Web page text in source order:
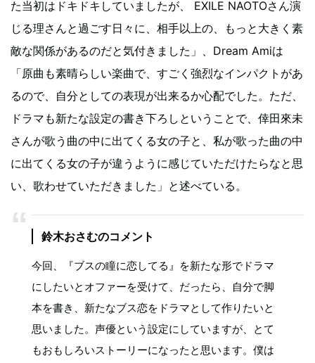
た当初はドキドキしていましたが、 EXILE NAOTOさん演
じる理さんと過ごす日々に、相手以上の、もっと大きく素
敵な関係があるのだと気付きました」、Dream Amiは
「原曲も素晴らしい楽曲で、すごく強烈なインパクトがあ
るので、自分としての表現が出来るか心配でした。ただ、
ドラマも新たな設定の書き下ろしということで、倖田來未
さんが歌う曲の中に出てくる女の子と、私が歌った曲の中
に出てくる女の子が違うように感じていただけたらなと思
い、歌わせていただきました」と述べている。
鈴木おさむのコメント
今回、『ブスの瞳に恋してる』を新たな形でドラマ
にしたいとオファーを受けて、だったら、自分で脚
本を書き、新たなブス恋をドラマとして作りたいと
思いました。声優という設定にしていますが、とて
もおもしろいストーリーになったと思います。僕は